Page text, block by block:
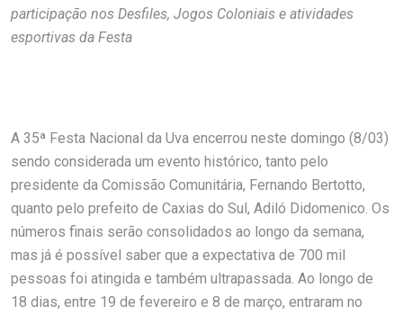
participação nos Desfiles, Jogos Coloniais e atividades
esportivas da Festa
A 35ª Festa Nacional da Uva encerrou neste domingo (8/03)
sendo considerada um evento histórico, tanto pelo
presidente da Comissão Comunitária, Fernando Bertotto,
quanto pelo prefeito de Caxias do Sul, Adiló Didomenico. Os
números finais serão consolidados ao longo da semana,
mas já é possível saber que a expectativa de 700 mil
pessoas foi atingida e também ultrapassada. Ao longo de
18 dias, entre 19 de fevereiro e 8 de março, entraram no